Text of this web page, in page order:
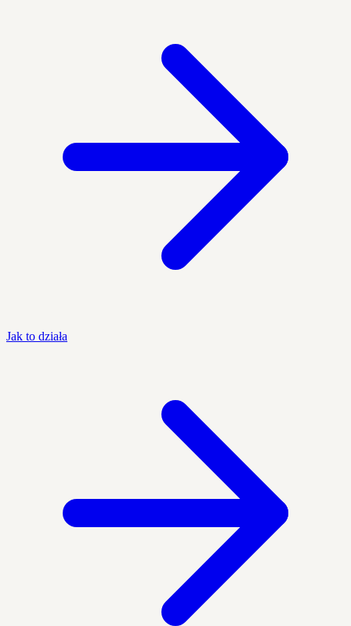
Jak to działa